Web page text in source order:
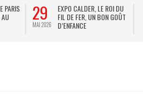
PARIS
29
MAI 2026
EXPO CALDER, LE ROI DU
FIL DE FER, UN BON GOÛT
D’ENFANCE